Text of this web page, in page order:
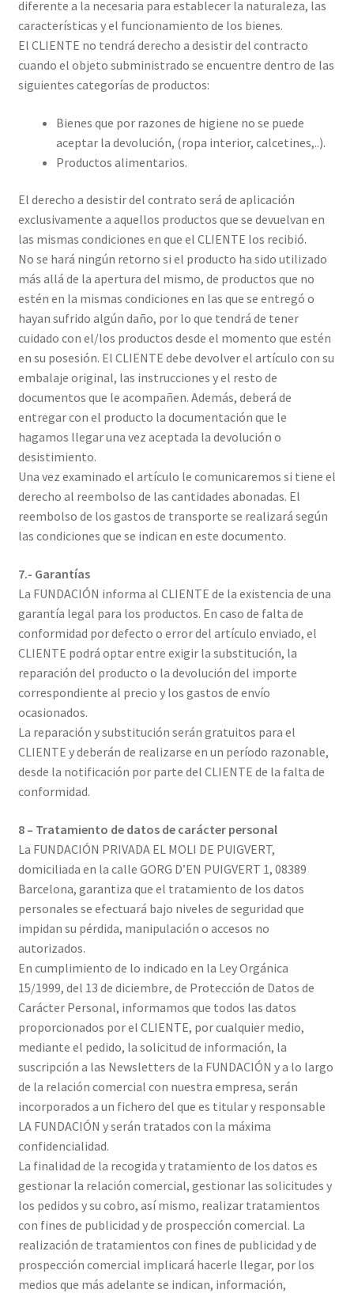
diferente a la necesaria para establecer la naturaleza, las
características y el funcionamiento de los bienes.
El CLIENTE no tendrá derecho a desistir del contracto
cuando el objeto subministrado se encuentre dentro de las
siguientes categorías de productos:
Bienes que por razones de higiene no se puede
aceptar la devolución, (ropa interior, calcetines,..).
Productos alimentarios.
El derecho a desistir del contrato será de aplicación
exclusivamente a aquellos productos que se devuelvan en
las mismas condiciones en que el CLIENTE los recibió.
No se hará ningún retorno si el producto ha sido utilizado
más allá de la apertura del mismo, de productos que no
estén en la mismas condiciones en las que se entregó o
hayan sufrido algún daño, por lo que tendrá de tener
cuidado con el/los productos desde el momento que estén
en su posesión. El CLIENTE debe devolver el artículo con su
embalaje original, las instrucciones y el resto de
documentos que le acompañen. Además, deberá de
entregar con el producto la documentación que le
hagamos llegar una vez aceptada la devolución o
desistimiento.
Una vez examinado el artículo le comunicaremos si tiene el
derecho al reembolso de las cantidades abonadas. El
reembolso de los gastos de transporte se realizará según
las condiciones que se indican en este documento.
7.- Garantías
La FUNDACIÓN informa al CLIENTE de la existencia de una
garantía legal para los productos. En caso de falta de
conformidad por defecto o error del artículo enviado, el
CLIENTE podrá optar entre exigir la substitución, la
reparación del producto o la devolución del importe
correspondiente al precio y los gastos de envío
ocasionados.
La reparación y substitución serán gratuitos para el
CLIENTE y deberán de realizarse en un período razonable,
desde la notificación por parte del CLIENTE de la falta de
conformidad.
8 – Tratamiento de datos de carácter personal
La FUNDACIÓN PRIVADA EL MOLI DE PUIGVERT,
domiciliada en la calle GORG D’EN PUIGVERT 1, 08389
Barcelona, garantiza que el tratamiento de los datos
personales se efectuará bajo niveles de seguridad que
impidan su pérdida, manipulación o accesos no
autorizados.
En cumplimiento de lo indicado en la Ley Orgánica
15/1999, del 13 de diciembre, de Protección de Datos de
Carácter Personal, informamos que todos las datos
proporcionados por el CLIENTE, por cualquier medio,
mediante el pedido, la solicitud de información, la
suscripción a las Newsletters de la FUNDACIÓN y a lo largo
de la relación comercial con nuestra empresa, serán
incorporados a un fichero del que es titular y responsable
LA FUNDACIÓN y serán tratados con la máxima
confidencialidad.
La finalidad de la recogida y tratamiento de los datos es
gestionar la relación comercial, gestionar las solicitudes y
los pedidos y su cobro, así mismo, realizar tratamientos
con fines de publicidad y de prospección comercial. La
realización de tratamientos con fines de publicidad y de
prospección comercial implicará hacerle llegar, por los
medios que más adelante se indican, información,